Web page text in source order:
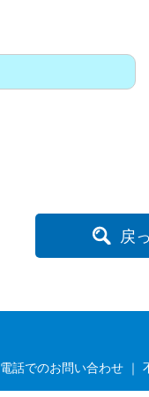
戻
電話でのお問い合わせ ｜